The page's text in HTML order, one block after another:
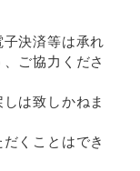
決済等は承れ
ご協力くださ
は致しかねま
くことはでき